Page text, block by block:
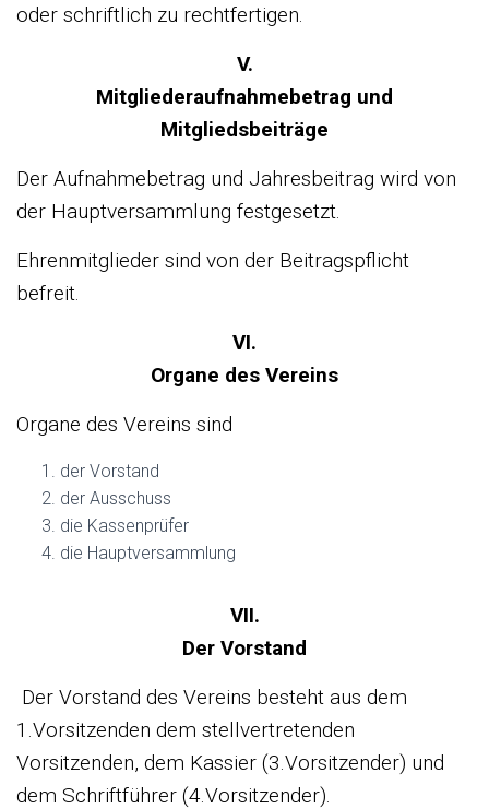
oder schriftlich zu rechtfertigen.
V.
Mitgliederaufnahmebetrag und
Mitgliedsbeiträge
Der Aufnahmebetrag und Jahresbeitrag wird von
der Hauptversammlung festgesetzt.
Ehrenmitglieder sind von der Beitragspflicht
befreit.
VI.
Organe des Vereins
Organe des Vereins sind
der Vorstand
der Ausschuss
die Kassenprüfer
die Hauptversammlung
VII.
Der Vorstand
Der Vorstand des Vereins besteht aus dem
1.Vorsitzenden dem stellvertretenden
Vorsitzenden, dem Kassier (3.Vorsitzender) und
dem Schriftführer (4.Vorsitzender).